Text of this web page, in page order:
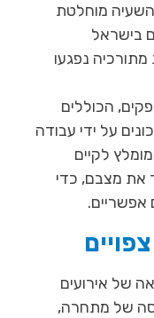
השעיה מוחלטת
בישראל
נפגעו
הכוללים
על ידי עבודה
לקיים
את מצבם, כדי
אפשריים.
של אירועים
של מתחרה,